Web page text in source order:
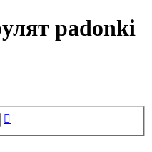
padonki